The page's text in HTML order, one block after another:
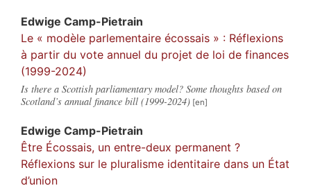
Edwige Camp-Pietrain
Le « modèle parlementaire écossais » : Réflexions
à partir du vote annuel du projet de loi de finances
(1999-2024)
Is there a Scottish parliamentary model? Some thoughts based on
Scotland’s annual finance bill (1999-2024)
Edwige Camp-Pietrain
Être Écossais, un entre-deux permanent ?
Réflexions sur le pluralisme identitaire dans un État
d’union